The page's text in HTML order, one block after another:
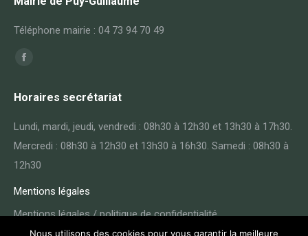
Téléphone mairie : 04 73 94 70 49
Trouvez nous sur :
Facebook
opens
Horaires secrétariat
Lundi, mardi, jeudi, vendredi : 08h30 à 12h30 et 13h30 à 17h30.
Mercredi : 08h30 à 12h30 et 13h30 à 16h30. Samedi : 08h30 à
12h30
Mentions légales
Mentions légales / politique de confidentialité
Nous utilisons des cookies pour vous garantir la meilleure